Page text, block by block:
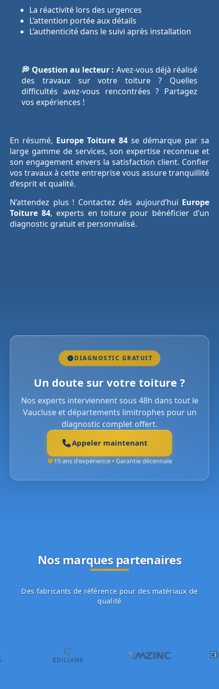
La réactivité lors des urgences
L’attention portée aux détails
L’authenticité dans le suivi après installation
💭 Question au lecteur : Avez-vous déjà réalisé
des travaux sur votre toiture ? Quelles
difficultés avez-vous rencontrées ? Partagez
vos expériences !
En résumé, Europe Toiture 84se démarque par sa
large gamme de services, son expertise reconnue et
son engagement envers la satisfaction client. Confier
vos travaux à cette entreprise vous assure tranquillité
d’esprit et qualité.
N’attendez plus ! Contactez dès aujourd’hui Europe
Toiture 84, experts en toiture pour bénéficier d’un
diagnostic gratuit et personnalisé.
DIAGNOSTIC GRATUIT
Un doute sur votre toiture ?
Nos experts interviennent sous 48h dans tout le
Vaucluse et départements limitrophes pour un
diagnostic complet offert.
Appeler maintenant
15 ans d'expérience • Garantie décennale
Nos marques partenaires
Des fabricants de référence pour des matériaux de
qualité